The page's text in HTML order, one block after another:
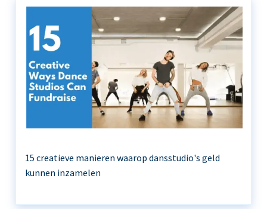
15 creatieve manieren waarop dansstudio's geld
kunnen inzamelen